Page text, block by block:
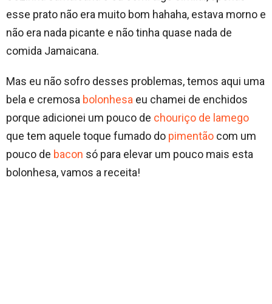
esse prato não era muito bom hahaha, estava morno e
não era nada picante e não tinha quase nada de
comida Jamaicana.
Mas eu não sofro desses problemas, temos aqui uma
bela e cremosa bolonhesa eu chamei de enchidos
porque adicionei um pouco de chouriço de lamego
que tem aquele toque fumado do pimentão com um
pouco de bacon só para elevar um pouco mais esta
bolonhesa, vamos a receita!